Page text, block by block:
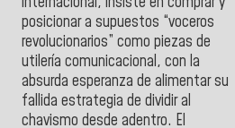
posicionar a supuestos “voceros
revolucionarios” como piezas de
utilería comunicacional, con la
absurda esperanza de alimentar su
fallida estrategia de dividir al
chavismo desde adentro. El